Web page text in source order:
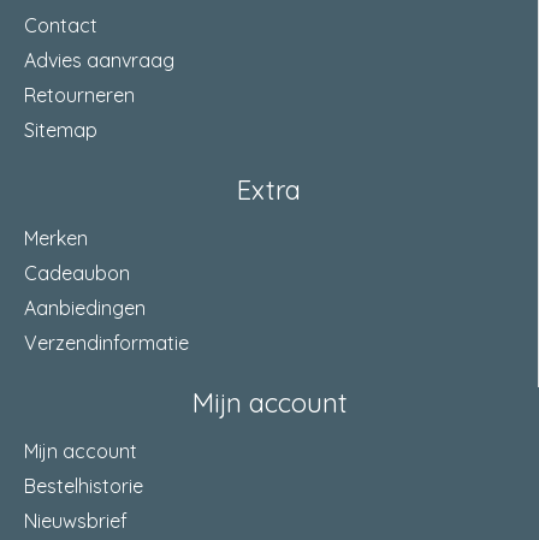
Contact
Advies aanvraag
Retourneren
Sitemap
Extra
Merken
Cadeaubon
Aanbiedingen
Verzendinformatie
Mijn account
Mijn account
Bestelhistorie
Nieuwsbrief